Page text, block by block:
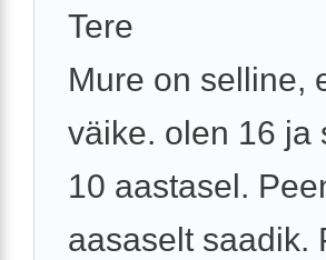
Tere
Mure on selline,
väike. olen 16 ja
10 aastasel.
aasaselt saadik.